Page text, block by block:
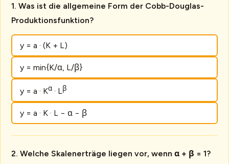
Was ist die allgemeine Form der Cobb-Douglas-
Produktionsfunktion?
y = a · (K + L)
y = min{K/α, L/β}
y = a · Kα· Lβ
y = a · K · L − α − β
Welche Skalenerträge liegen vor, wenn α + β = 1?